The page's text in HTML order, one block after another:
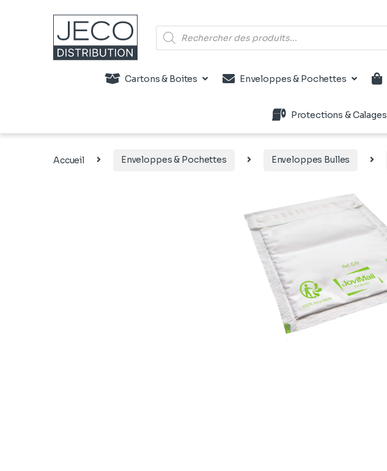
Recherche de produits
Cartons & Boites Enveloppes & Pochettes
Protections & Calages
Accueil Enveloppes & Pochettes Enveloppes Bulles